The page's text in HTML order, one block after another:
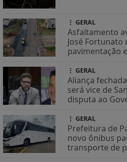
GERAL
Asfaltamento
José Fortunato
pavimentação
GERAL
Aliança
será vice de
disputa ao
GERAL
Prefeitura de
novo ônibus
transporte de